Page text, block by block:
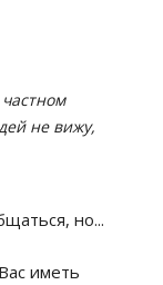
не вижу,
но...
иметь